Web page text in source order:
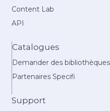
Content Lab
API
Catalogues
Demander des bibliothèques
Partenaires Specifi
Support